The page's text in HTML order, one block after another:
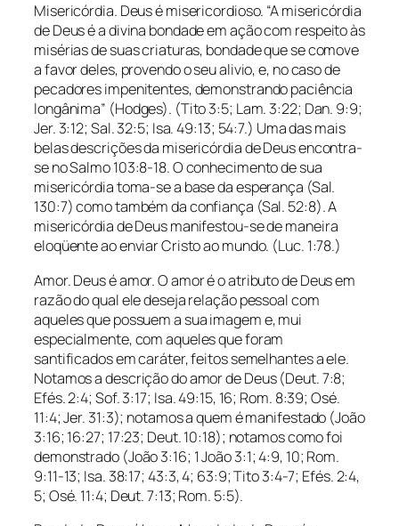
Misericórdia. Deus é misericordioso. “A misericórdia
de Deus é a divina bondade em ação com respeito às
misérias de suas criaturas, bondade que se comove
a favor deles, provendo o seu alivio, e, no caso de
pecadores impenitentes, demonstrando paciência
longânima” (Hodges). (Tito 3:5; Lam. 3:22; Dan. 9:9;
Jer. 3:12; Sal. 32:5; Isa. 49:13; 54:7.) Uma das mais
belas descrições da misericórdia de Deus encontra-
se no Salmo 103:8-18. O conhecimento de sua
misericórdia toma-se a base da esperança (Sal.
130:7) como também da confiança (Sal. 52:8). A
misericórdia de Deus manifestou-se de maneira
eloqüente ao enviar Cristo ao mundo. (Luc. 1:78.)
Amor. Deus é amor. O amor é o atributo de Deus em
razão do qual ele deseja relação pessoal com
aqueles que possuem a sua imagem e, mui
especialmente, com aqueles que foram
santificados em caráter, feitos semelhantes a ele.
Notamos a descrição do amor de Deus (Deut. 7:8;
Efés. 2:4; Sof. 3:17; Isa. 49:15, 16; Rom. 8:39; Osé.
11:4; Jer. 31:3); notamos a quem é manifestado (João
3:16; 16:27; 17:23; Deut. 10:18); notamos como foi
demonstrado (João 3:16; 1 João 3:1; 4:9, 10; Rom.
9:11-13; Isa. 38:17; 43:3, 4; 63:9; Tito 3:4-7; Efés. 2:4,
5; Osé. 11:4; Deut. 7:13; Rom. 5:5).